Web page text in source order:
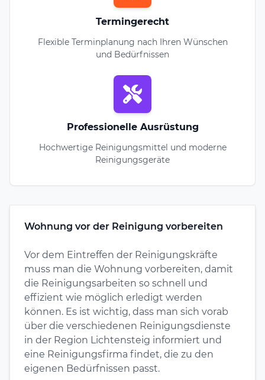
Termingerecht
Flexible Terminplanung nach Ihren Wünschen
und Bedürfnissen
Professionelle Ausrüstung
Hochwertige Reinigungsmittel und moderne
Reinigungsgeräte
Wohnung vor der Reinigung vorbereiten
Vor dem Eintreffen der Reinigungskräfte
muss man die Wohnung vorbereiten, damit
die Reinigungsarbeiten so schnell und
effizient wie möglich erledigt werden
können. Es ist wichtig, dass man sich vorab
über die verschiedenen Reinigungsdienste
in der Region Lichtensteig informiert und
eine Reinigungsfirma findet, die zu den
eigenen Bedürfnissen passt.